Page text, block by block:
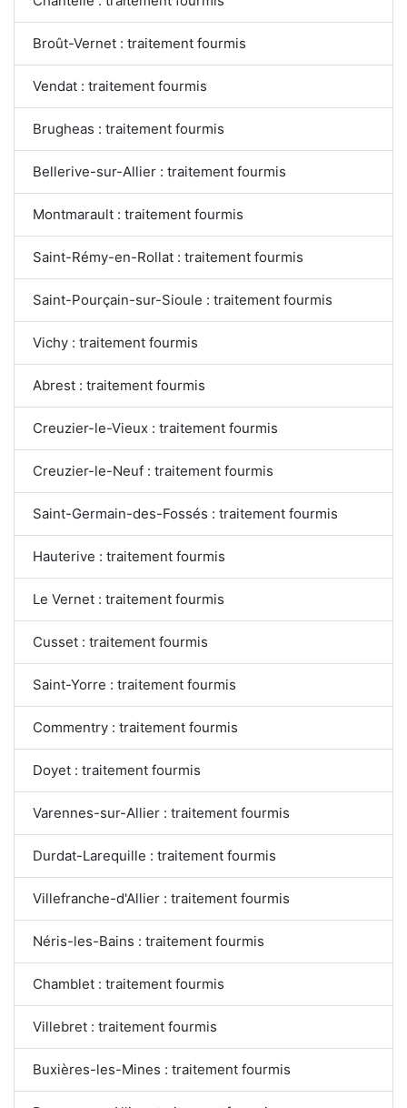
Broût-Vernet : traitement fourmis
Vendat : traitement fourmis
Brugheas : traitement fourmis
Bellerive-sur-Allier : traitement fourmis
Montmarault : traitement fourmis
Saint-Rémy-en-Rollat : traitement fourmis
Saint-Pourçain-sur-Sioule : traitement fourmis
Vichy : traitement fourmis
Abrest : traitement fourmis
Creuzier-le-Vieux : traitement fourmis
Creuzier-le-Neuf : traitement fourmis
Saint-Germain-des-Fossés : traitement fourmis
Hauterive : traitement fourmis
Le Vernet : traitement fourmis
Cusset : traitement fourmis
Saint-Yorre : traitement fourmis
Commentry : traitement fourmis
Doyet : traitement fourmis
Varennes-sur-Allier : traitement fourmis
Durdat-Larequille : traitement fourmis
Villefranche-d'Allier : traitement fourmis
Néris-les-Bains : traitement fourmis
Chamblet : traitement fourmis
Villebret : traitement fourmis
Buxières-les-Mines : traitement fourmis